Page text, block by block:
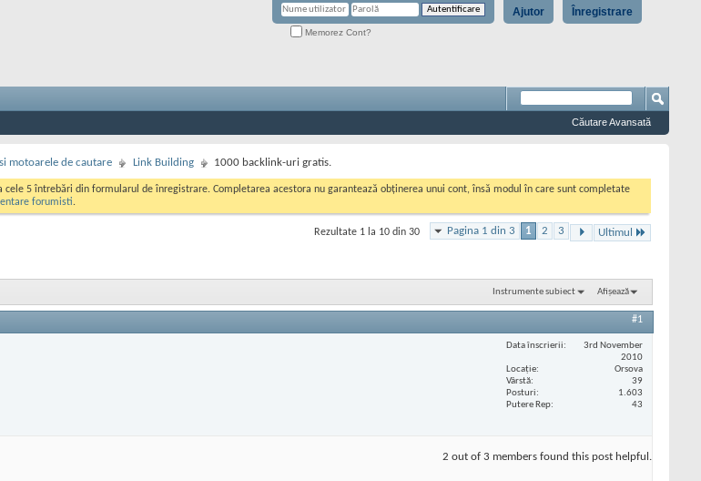
Înregistrare
Ajutor
Memorez Cont?
Căutare Avansată
motoarele de cautare Link Building 1000 backlink-uri gratis.
cele 5 întrebări din formularul de înregistrare. Completarea acestora nu garantează obținerea unui cont, însă modul în care sunt completate
forumisti.
Pagina 1 din 3 1 2 3 Ultimul
Rezultate 1 la 10 din 30
Instrumente subiect Afișează
#1
Data înscrierii
3rd November
2010
Locaţie
Orsova
Vârstă
39
Posturi
1.603
Putere Rep
43
2 out of 3 members found this post helpful.